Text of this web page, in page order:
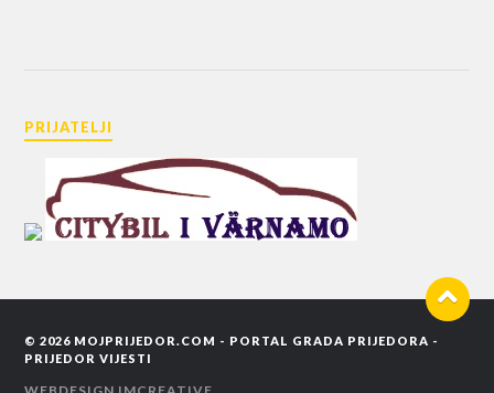
PRIJATELJI
© 2026 MOJPRIJEDOR.COM - PORTAL GRADA PRIJEDORA -
PRIJEDOR VIJESTI
WEBDESIGN IMCREATIVE